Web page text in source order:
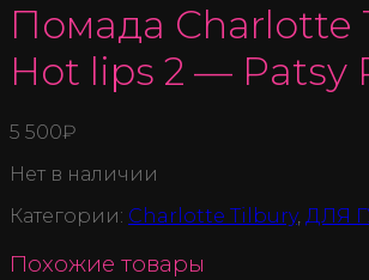
Помада Charlotte
Hot lips 2 — Patsy
5 500₽
Нет в наличии
Категории: Charlotte Tilbury, ДЛЯ
Похожие товары